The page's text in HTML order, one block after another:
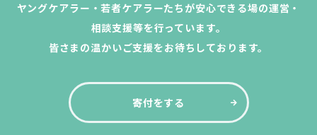
ヤングケアラー・若者ケアラーたちが安心できる場の運営・
相談支援等を行っています。
皆さまの温かいご支援をお待ちしております。
寄付をする